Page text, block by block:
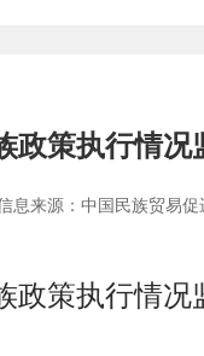
政策执行情况
息来源：中国民族贸易促
政策执行情况